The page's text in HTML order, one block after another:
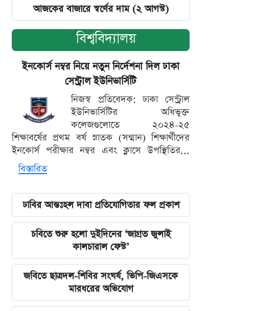
আজকের বাজারে স্বর্ণের দাম (২ আগস্ট)
বিশ্ববিদ্যালয়
ইনকোর্স নম্বর নিয়ে নতুন নির্দেশনা দিল ঢাকা
সেন্ট্রাল ইউনিভার্সিটি
নিজস্ব প্রতিবেদক: ঢাকা সেন্ট্রাল
ইউনিভার্সিটির অধিভুক্ত
কলেজগুলোতে ২০২৪-২৫
শিক্ষাবর্ষের প্রথম বর্ষ স্নাতক (সম্মান) শিক্ষার্থীদের
ইনকোর্স পরীক্ষার নম্বর এবং ক্লাসে উপস্থিতির...
বিস্তারিত
ঢাবির আন্তঃহল দাবা প্রতিযোগিতার ফল প্রকাশ
চবিতে শুরু হলো দুইদিনের ‘জাগ্রত জুলাই
কালচারাল ফেস্ট’
জবিতে ছাত্রদল-শিবির সংঘর্ষ, ভিপি-জিএসকে
মারধরের অভিযোগ